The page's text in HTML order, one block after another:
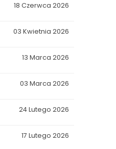
18 Czerwca 2026
03 Kwietnia 2026
13 Marca 2026
03 Marca 2026
24 Lutego 2026
17 Lutego 2026